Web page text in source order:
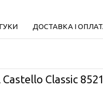
ДОСТАВКА І
Classic 8521